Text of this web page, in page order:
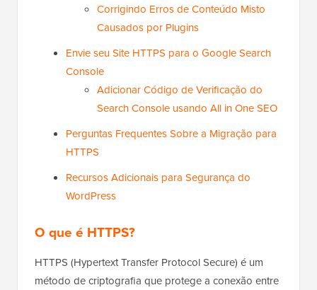
Corrigindo Erros de Conteúdo Misto
Causados por Plugins
Envie seu Site HTTPS para o Google Search
Console
Adicionar Código de Verificação do
Search Console usando All in One SEO
Perguntas Frequentes Sobre a Migração para
HTTPS
Recursos Adicionais para Segurança do
WordPress
O que é HTTPS?
HTTPS (Hypertext Transfer Protocol Secure) é um
método de criptografia que protege a conexão entre